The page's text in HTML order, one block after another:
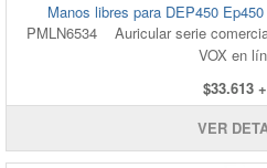
Manos libres para DEP450
PMLN6534 Auricular serie
VOX en
$33.613
VER